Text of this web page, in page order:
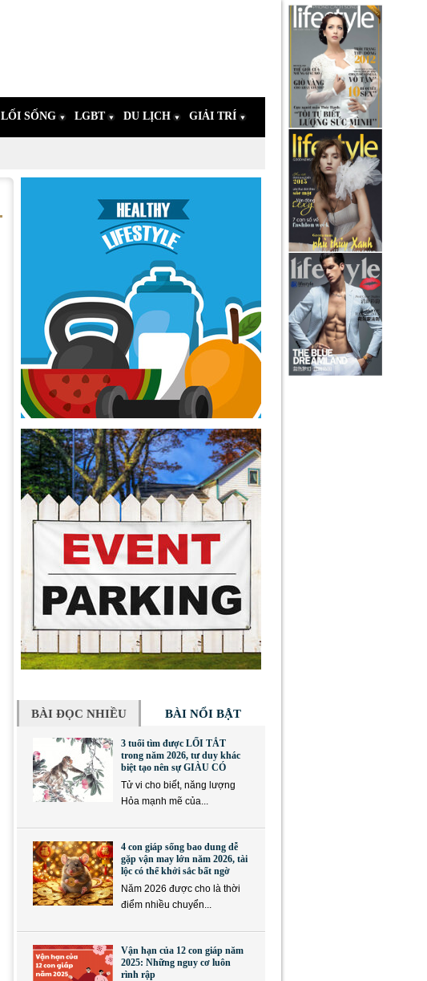
LỐI SỐNG LGBT DU LỊCH GIẢI TRÍ
BÀI ĐỌC NHIỀU BÀI NỔI BẬT
3 tuổi tìm được LỐI TẮT
trong năm 2026, tư duy khác
biệt tạo nên sự GIÀU CÓ
Tử vi cho biết, năng lượng
Hỏa mạnh mẽ của...
4 con giáp sống bao dung dễ
gặp vận may lớn năm 2026, tài
lộc có thể khởi sắc bất ngờ
Năm 2026 được cho là thời
điểm nhiều chuyển...
Vận hạn của 12 con giáp năm
2025: Những nguy cơ luôn
rình rập